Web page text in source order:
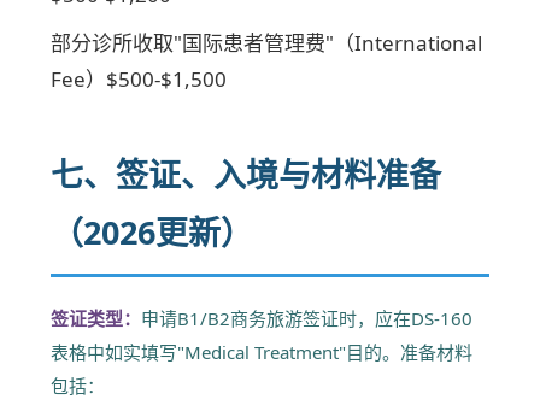
部分诊所收取"国际患者管理费"（International
Fee）$500-$1,500
七、签证、入境与材料准备
（2026更新）
签证类型： 申请B1/B2商务旅游签证时，应在DS-160
表格中如实填写"Medical Treatment"目的。准备材料
包括：